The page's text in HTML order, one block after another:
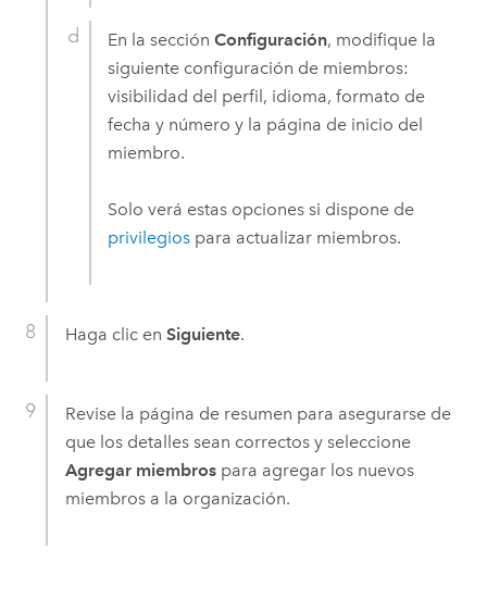
En la secciónConfiguración, modifique la
siguiente configuración de miembros:
visibilidad del perfil, idioma, formato de
fecha y número y la página de inicio del
miembro.
Solo verá estas opciones si dispone de
privilegios para actualizar miembros.
Haga clic en Siguiente.
Revise la página de resumen para asegurarse de
que los detalles sean correctos y seleccione
Agregar miembrospara agregar los nuevos
miembros a la organización.